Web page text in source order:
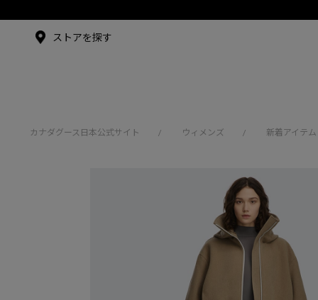
アンバサダー
ストアを探す
カナダグース日本公式サイト / ウィメンズ / 新着アイテム